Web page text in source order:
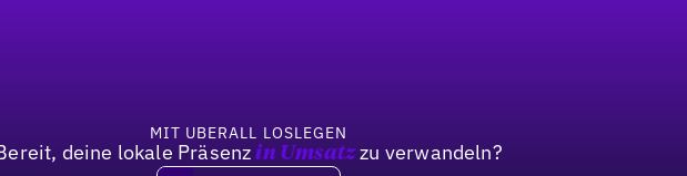
MIT UBERALL LOSLEGEN
deine lokale Präsenzin Umsatzzu verwandeln?